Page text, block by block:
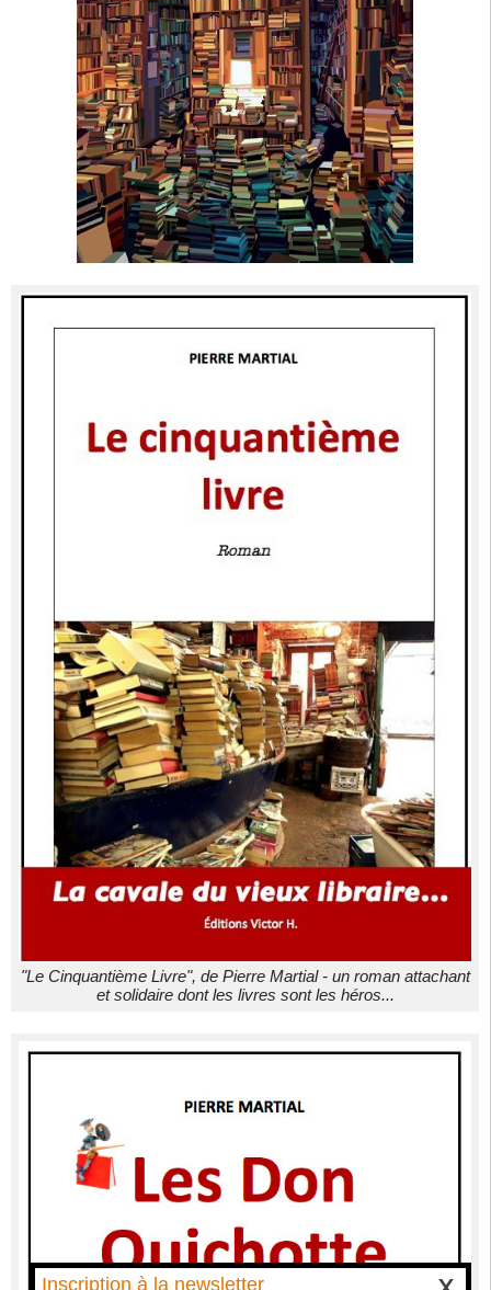
"Le Cinquantième Livre", de Pierre Martial - un roman attachant
et solidaire dont les livres sont les héros...
Inscription à la newsletter